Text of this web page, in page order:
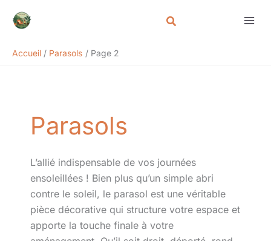
Accueil
Parasols Page 2
Parasols
L’allié indispensable de vos journées
ensoleillées ! Bien plus qu’un simple abri
contre le soleil, le parasol est une véritable
pièce décorative qui structure votre espace et
apporte la touche finale à votre